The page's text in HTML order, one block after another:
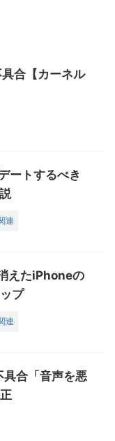
合【カーネル
ートするべき
連
えたiPhoneの
プ
連
具合「音声を悪